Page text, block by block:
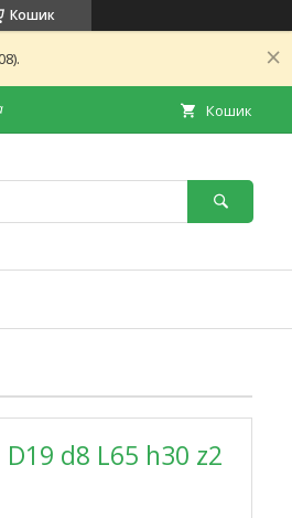
Кошик
Кошик
d8 L65 h30 z2